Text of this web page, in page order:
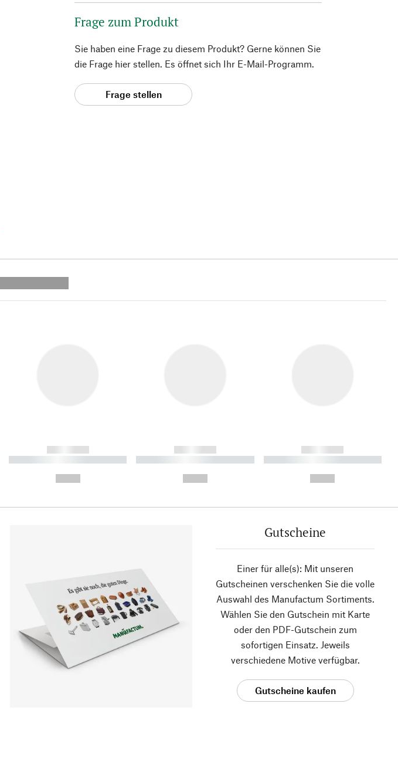
Frage zum Produkt
Sie haben eine Frage zu diesem Produkt? Gerne können Sie
die Frage hier stellen. Es öffnet sich Ihr E-Mail-Programm.
Frage stellen
------------
----------- ----------- ----------
------------
----------- ----------- ----------
------------
----------- ----------- ----------
Gutscheine
Einer für alle(s): Mit unseren
Gutscheinen verschenken Sie die volle
Auswahl des Manufactum Sortiments.
Wählen Sie den Gutschein mit Karte
oder den PDF-Gutschein zum
sofortigen Einsatz. Jeweils
verschiedene Motive verfügbar.
Gutscheine kaufen